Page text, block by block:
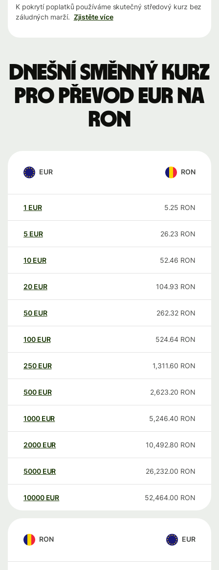
K pokrytí poplatků používáme skutečný středový kurz bez
záludných marží. Zjistěte více
Dnešní směnný kurz
pro převod EUR na
RON
EUR RON
1 EUR 5.25 RON
5 EUR 26.23 RON
10 EUR 52.46 RON
20 EUR 104.93 RON
50 EUR 262.32 RON
100 EUR 524.64 RON
250 EUR 1,311.60 RON
500 EUR 2,623.20 RON
1000 EUR 5,246.40 RON
2000 EUR 10,492.80 RON
5000 EUR 26,232.00 RON
10000 EUR 52,464.00 RON
RON EUR